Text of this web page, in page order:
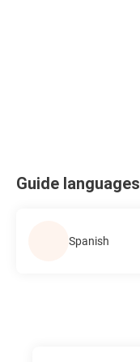
Guide languages
Spanish